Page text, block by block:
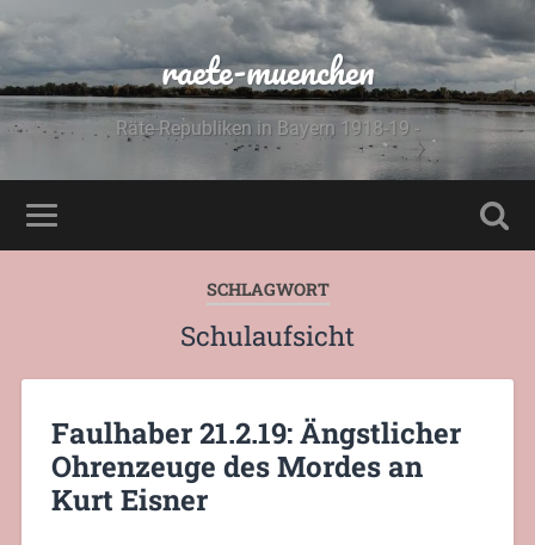
raete-muenchen
Räte-Republiken in Bayern 1918-19 -
SCHLAGWORT
Schulaufsicht
Faulhaber 21.2.19: Ängstlicher
Ohrenzeuge des Mordes an
Kurt Eisner